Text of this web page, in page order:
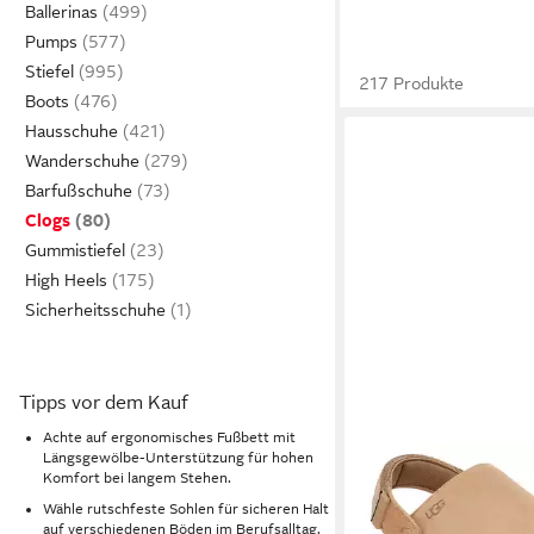
Ballerinas
Pumps
Stiefel
Boots
Hausschuhe
Wanderschuhe
Barfußschuhe
Clogs
Gummistiefel
High Heels
Sicherheitsschuhe
Tipps vor dem Kauf
Achte auf ergonomisches Fußbett mit
Längsgewölbe-Unterstützung für hohen
Komfort bei langem Stehen.
Wähle rutschfeste Sohlen für sicheren Halt
auf verschiedenen Böden im Berufsalltag.
217 Produkte
UGGUnisex W
Clog Homeslippers,
139,95 €